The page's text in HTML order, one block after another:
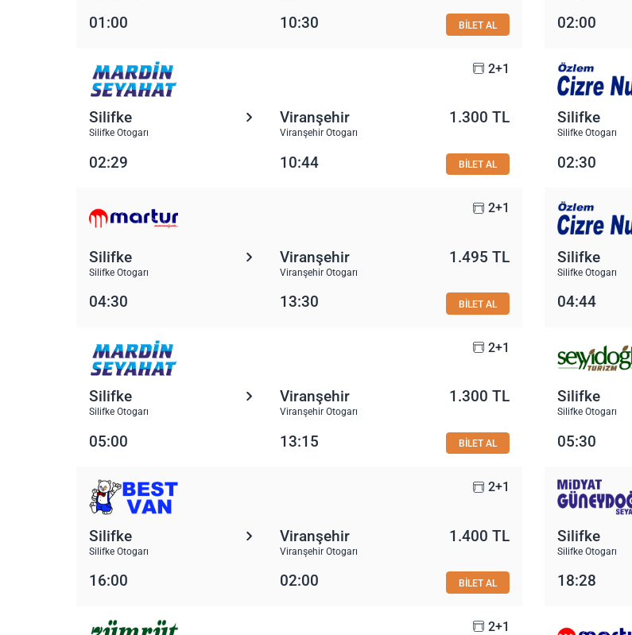
01:00 10:30 BİLET AL 02:00
2+1
Silifke
Silifke Otogarı
Viranşehir
Viranşehir Otogarı
1.300 TL
02:29 10:44 BİLET AL
Silifke
Silifke Otogarı
02:30
2+1
Silifke
Silifke Otogarı
Viranşehir
Viranşehir Otogarı
1.495 TL
04:30 13:30 BİLET AL
Silifke
Silifke Otogarı
04:44
2+1
Silifke
Silifke Otogarı
Viranşehir
Viranşehir Otogarı
1.300 TL
05:00 13:15 BİLET AL
Silifke
Silifke Otogarı
05:30
2+1
Silifke
Silifke Otogarı
Viranşehir
Viranşehir Otogarı
1.400 TL
16:00 02:00 BİLET AL
Silifke
Silifke Otogarı
18:28
2+1